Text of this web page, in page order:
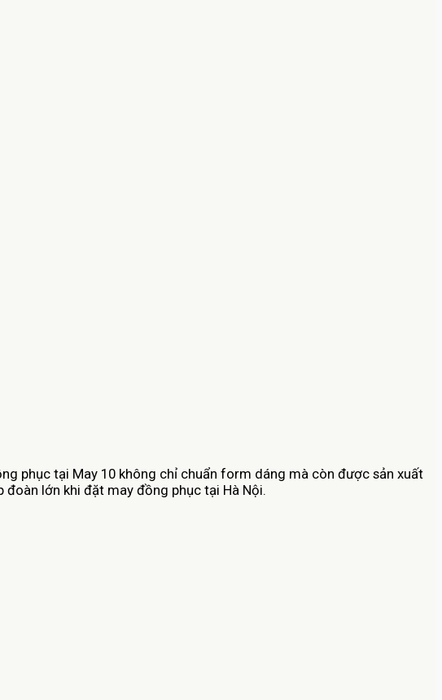
phục tại May 10 không chỉ chuẩn form dáng mà còn được sản xuất
lớn khi đặt may đồng phục tại Hà Nội.